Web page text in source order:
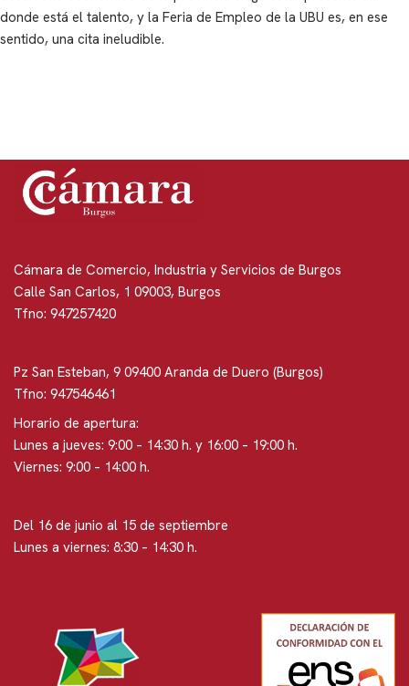
donde está el talento, y la Feria de Empleo de la UBU es, en ese
sentido, una cita ineludible.
Cámara de Comercio, Industria y Servicios de Burgos
Calle San Carlos, 1 09003, Burgos
Tfno: 947257420
Pz San Esteban, 9 09400 Aranda de Duero (Burgos)
Tfno: 947546461
Horario de apertura:
Lunes a jueves: 9:00 – 14:30 h. y 16:00 – 19:00 h.
Viernes: 9:00 – 14:00 h.
Del 16 de junio al 15 de septiembre
Lunes a viernes: 8:30 – 14:30 h.